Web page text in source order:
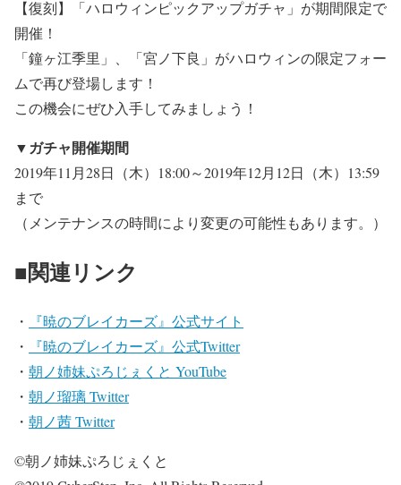
【復刻】「ハロウィンピックアップガチャ」が期間限定で
開催！
「鐘ヶ江季里」、「宮ノ下良」がハロウィンの限定フォー
ムで再び登場します！
この機会にぜひ入手してみましょう！
▼ガチャ開催期間
2019年11月28日（木）18:00～2019年12月12日（木）13:59
まで
（メンテナンスの時間により変更の可能性もあります。）
■関連リンク
・
『暁のブレイカーズ』公式サイト
・
『暁のブレイカーズ』公式Twitter
・ 朝ノ姉妹ぷろじぇくと YouTube
・ 朝ノ瑠璃 Twitter
・ 朝ノ茜 Twitter
©朝ノ姉妹ぷろじぇくと